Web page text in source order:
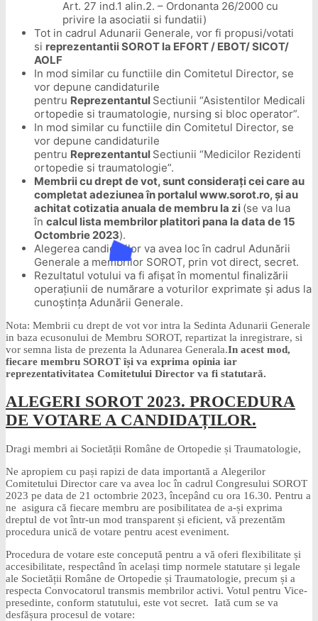
Art. 27 ind.1 alin.2. – Ordonanta 26/2000 cu
privire la asociatii si fundatii)
Tot in cadrul Adunarii Generale, vor fi propusi/votati
si reprezentantii SOROT la EFORT / EBOT/ SICOT/
AOLF
In mod similar cu functiile din Comitetul Director, se
vor depune candidaturile
pentru Reprezentantul Sectiunii “Asistentilor Medicali
ortopedie si traumatologie, nursing si bloc operator”.
In mod similar cu functiile din Comitetul Director, se
vor depune candidaturile
pentru Reprezentantul Sectiunii “Medicilor Rezidenti
ortopedie si traumatologie”.
Membrii cu drept de vot, sunt considerați cei care au
completat adeziunea în portalul www.sorot.ro, și au
achitat cotizatia anuala de membru la zi (se va lua
în calcul lista membrilor platitori pana la data de 15
Octombrie 2023).
Alegerea candidaților va avea loc în cadrul Adunării
Generale a membrilor SOROT, prin vot direct, secret.
Rezultatul votului va fi afișat în momentul finalizării
operațiunii de numărare a voturilor exprimate și adus la
cunoștința Adunării Generale.
Nota: Membrii cu drept de vot vor intra la Sedinta Adunarii Generale
in baza ecusonului de Membru SOROT, repartizat la inregistrare, si
vor semna lista de prezenta la Adunarea Generala.In acest mod,
fiecare membru SOROT își va exprima opinia iar
reprezentativitatea Comitetului Director va fi statutară.
ALEGERI SOROT 2023. PROCEDURA
DE VOTARE A CANDIDAȚILOR.
Dragi membri ai Societății Române de Ortopedie și Traumatologie,
Ne apropiem cu pași rapizi de data importantă a Alegerilor
Comitetului Director care va avea loc în cadrul Congresului SOROT
2023 pe data de 21 octombrie 2023, începând cu ora 16.30. Pentru a
ne asigura că fiecare membru are posibilitatea de a-și exprima
dreptul de vot într-un mod transparent și eficient, vă prezentăm
procedura unică de votare pentru acest eveniment.
Procedura de votare este concepută pentru a vă oferi flexibilitate și
accesibilitate, respectând în același timp normele statutare și legale
ale Societății Române de Ortopedie și Traumatologie, precum și a
respecta Convocatorul transmis membrilor activi. Votul pentru Vice-
presedinte, conform statutului, este vot secret. Iată cum se va
desfășura procesul de votare: